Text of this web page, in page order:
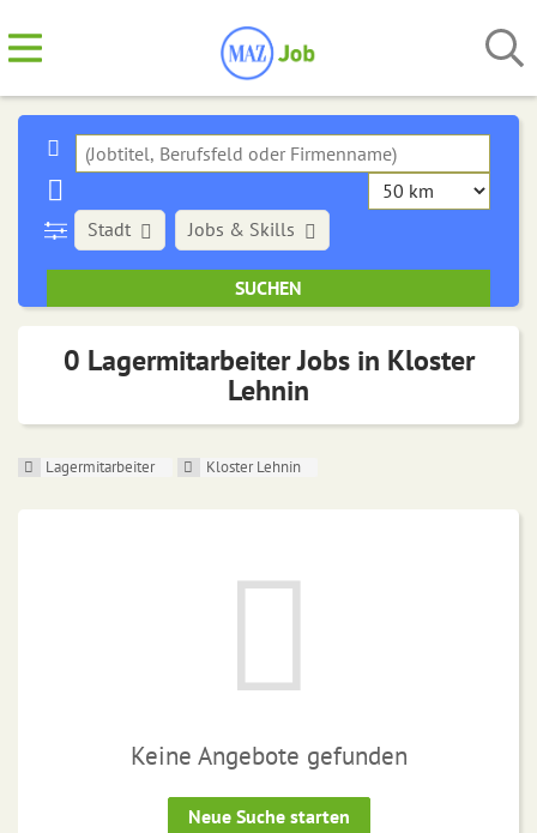
Stadt Jobs & Skills
0 Lagermitarbeiter Jobs in Kloster
Lehnin
Lagermitarbeiter Kloster Lehnin
Keine Angebote gefunden
Neue Suche starten